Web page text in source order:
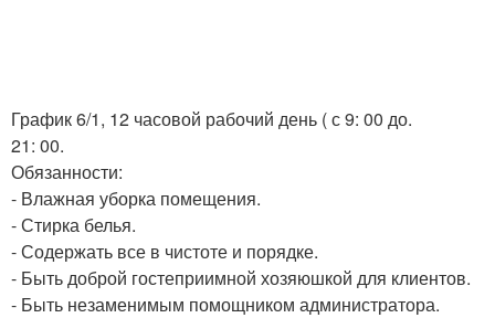
График 6/1, 12 часовой рабочий день ( с 9: 00 до.
21: 00.
Обязанности:
- Влажная уборка помещения.
- Стирка белья.
- Содержать все в чистоте и порядке.
- Быть доброй гостеприимной хозяюшкой для клиентов.
- Быть незаменимым помощником администратора.